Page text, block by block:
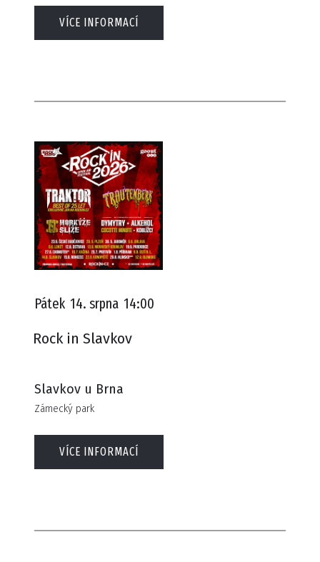
VÍCE INFORMACÍ
Pátek 14. srpna 14:00
Rock in Slavkov
Slavkov u Brna
Zámecký park
VÍCE INFORMACÍ